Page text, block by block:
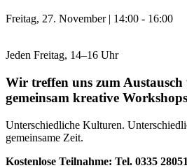
Freitag, 27. November | 14:00 - 16:00
Jeden Freitag, 14–16 Uhr
Wir treffen uns zum Austausch
gemeinsam kreative
Unterschiedliche Kulturen.
gemeinsame Zeit.
Kostenlose Teilnahme: Tel. 0335